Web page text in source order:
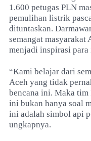
1.600 petugas PLN
pemulihan listrik
dituntaskan.
semangat masyarakat
menjadi inspirasi para
“Kami belajar dari
Aceh yang tidak
bencana ini. Maka tim
ini bukan hanya soal
ini adalah simbol api
ungkapnya.